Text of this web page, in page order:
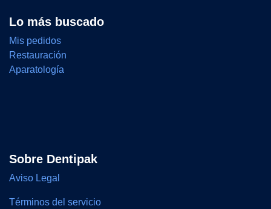
Lo más buscado
Mis pedidos
Restauración
Aparatología
Sobre Dentipak
Aviso Legal
Términos del servicio